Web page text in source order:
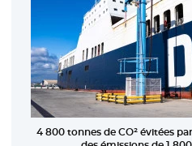
4 800 tonnes de CO² évitées